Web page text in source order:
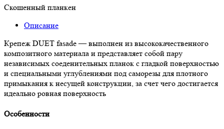
Скошенный планкен
Описание
Крепеж DUET fasade — выполнен из высококачественного
композитного материала и представляет собой пару
независимых соеденительных планок с гладкой поверхностью
и специальными углублениями под саморезы для плотного
примыкания к несущей конструкции, за счет чего достигается
идеально ровная поверхность
Особенности